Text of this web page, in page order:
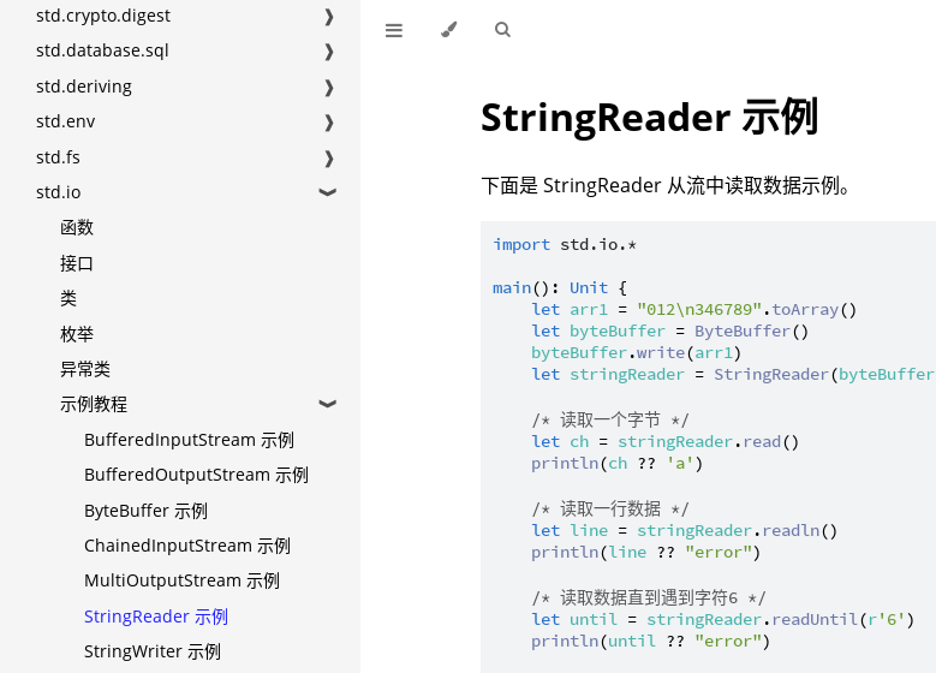
std.crypto.digest
❱
std.database.sql
❱
std.deriving
❱
std.env
❱
std.fs
❱
std.io
❱
函数
接口
类
枚举
异常类
示例教程
❱
BufferedInputStream 示例
BufferedOutputStream 示例
ByteBuffer 示例
ChainedInputStream 示例
MultiOutputStream 示例
StringReader 示例
StringWriter 示例
StringReader 示例
下面是 StringReader 从流中读取数据示例。
import std.io.*
main(): Unit {
let arr1 = "012\n346789" .toArray()
let byteBuffer = ByteBuffer()
byteBuffer.write(arr1)
let stringReader = StringReader(byteBuffer
/* 读取一个字节 */
let ch = stringReader. read()
println(ch ?? 'a' )
/* 读取一行数据 */
let line = stringReader. readln()
println(line ?? "error")
/* 读取数据直到遇到字符6 */
let until = stringReader. readUntil(r'6' )
println(until ?? "error")